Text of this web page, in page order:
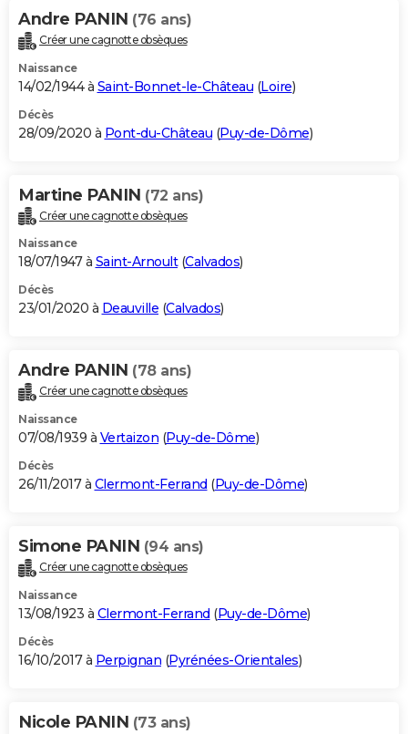
Andre PANIN (76 ans)
Créer une cagnotte obsèques
Naissance
14/02/1944 à Saint-Bonnet-le-Château (Loire)
Décès
28/09/2020 à Pont-du-Château (Puy-de-Dôme)
Martine PANIN (72 ans)
Créer une cagnotte obsèques
Naissance
18/07/1947 à Saint-Arnoult(Calvados)
Décès
23/01/2020 à Deauville (Calvados)
Andre PANIN (78 ans)
Créer une cagnotte obsèques
Naissance
07/08/1939 à Vertaizon (Puy-de-Dôme)
Décès
26/11/2017 à Clermont-Ferrand (Puy-de-Dôme)
Simone PANIN (94 ans)
Créer une cagnotte obsèques
Naissance
13/08/1923 à Clermont-Ferrand (Puy-de-Dôme)
Décès
16/10/2017 à Perpignan (Pyrénées-Orientales)
Nicole PANIN (73 ans)